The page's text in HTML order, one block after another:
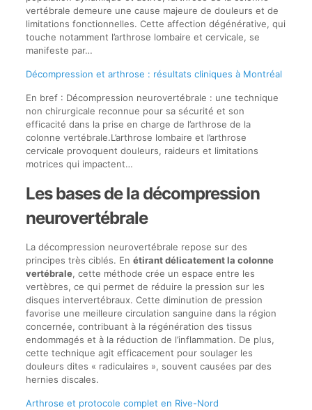
vertébrale demeure une cause majeure de douleurs et de
limitations fonctionnelles. Cette affection dégénérative, qui
touche notamment l’arthrose lombaire et cervicale, se
manifeste par…
Décompression et arthrose : résultats cliniques à Montréal
En bref : Décompression neurovertébrale : une technique
non chirurgicale reconnue pour sa sécurité et son
efficacité dans la prise en charge de l’arthrose de la
colonne vertébrale.L’arthrose lombaire et l’arthrose
cervicale provoquent douleurs, raideurs et limitations
motrices qui impactent…
Les bases de la décompression
neurovertébrale
La décompression neurovertébrale repose sur des
principes très ciblés. En étirant délicatement la colonne
vertébrale, cette méthode crée un espace entre les
vertèbres, ce qui permet de réduire la pression sur les
disques intervertébraux. Cette diminution de pression
favorise une meilleure circulation sanguine dans la région
concernée, contribuant à la régénération des tissus
endommagés et à la réduction de l’inflammation. De plus,
cette technique agit efficacement pour soulager les
douleurs dites « radiculaires », souvent causées par des
hernies discales.
Arthrose et protocole complet en Rive-Nord